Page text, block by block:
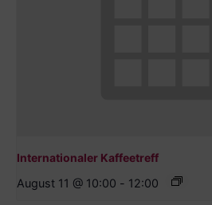
Internationaler Kaffeetreff
August 11 @ 10:00 - 12:00